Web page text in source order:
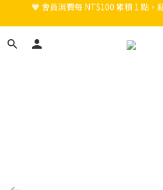
🎉 新會員註冊立即送 $200 購
🎉 新會員註冊立即送 $200 購